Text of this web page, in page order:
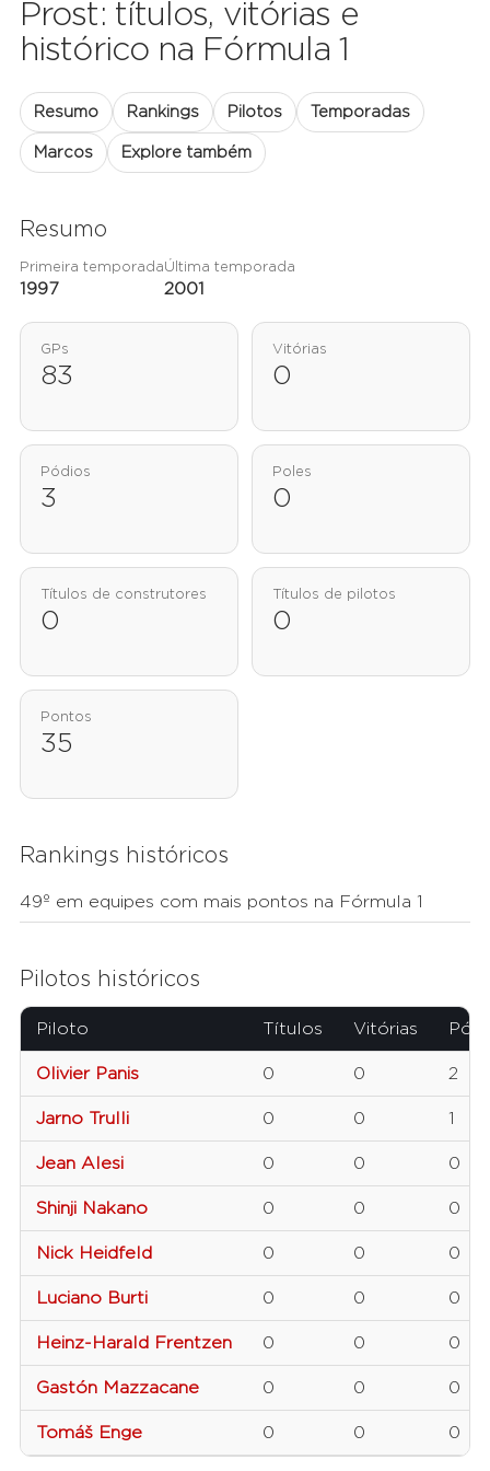
Prost: títulos, vitórias e
histórico na Fórmula 1
Resumo Rankings Pilotos Temporadas
Marcos Explore também
Resumo
Primeira temporada
1997
Última temporada
2001
GPs
83
Vitórias
0
Pódios
3
Poles
0
Títulos de construtores
0
Títulos de pilotos
0
Pontos
35
Rankings históricos
49º em equipes com mais pontos na Fórmula 1
Pilotos históricos
Piloto Títulos Vitórias
Olivier Panis 0 0 2
Jarno Trulli 0 0 1
Jean Alesi 0 0 0
Shinji Nakano 0 0 0
Nick Heidfeld 0 0 0
Luciano Burti 0 0 0
Heinz-Harald Frentzen 0 0 0
Gastón Mazzacane 0 0 0
Tomáš Enge 0 0 0